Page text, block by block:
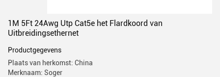
1M 5Ft 24Awg Utp Cat5e het Flardkoord van
Uitbreidingsethernet
Productgegevens
Plaats van herkomst: China
Merknaam: Soger